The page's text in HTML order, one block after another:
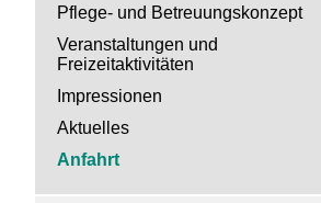
Pflege- und Betreuungskonzept
Veranstaltungen und
Freizeitaktivitäten
Impressionen
Aktuelles
Anfahrt